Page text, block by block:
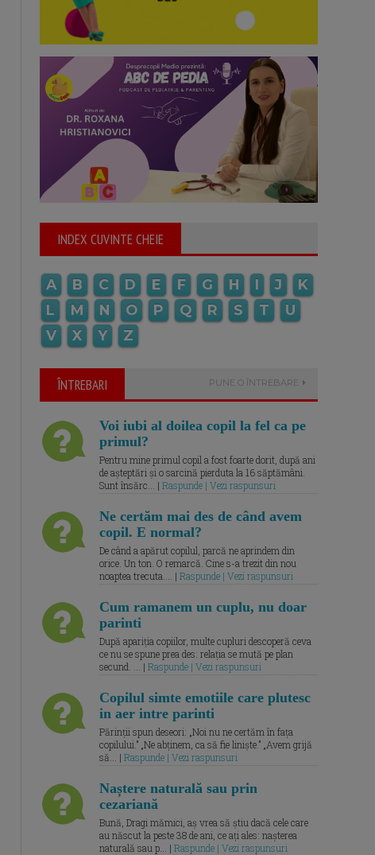
INDEX CUVINTE CHEIE
A B C D E F G H I J
K
L
M N O P Q R S T
U
V
X Y Z
ÎNTREBARI PUNE O ÎNTREBARE
Voi iubi al doilea copil la fel ca pe
primul?
Pentru mine primul copil a fost foarte dorit, după ani
de așteptări și o sarcină pierduta la 16 săptămâni.
Sunt însărc... | Raspunde | Vezi raspunsuri
Ne certăm mai des de când avem
copil. E normal?
De când a apărut copilul, parcă ne aprindem din
orice. Un ton. O remarcă. Cine s-a trezit din nou
noaptea trecuta.... | Raspunde | Vezi raspunsuri
Cum ramanem un cuplu, nu doar
parinti
După apariția copiilor, multe cupluri descoperă ceva
ce nu se spune prea des: relația se mută pe plan
secund. ... | Raspunde | Vezi raspunsuri
Copilul simte emotiile care plutesc
in aer intre parinti
Părinții spun deseori: „Noi nu ne certăm în fața
copilului.” „Ne abținem, ca să fie liniște.” „Avem grijă
să... | Raspunde | Vezi raspunsuri
Naștere naturală sau prin
cezariană
Bună, Dragi mămici, aș vrea să știu dacă cele care
au născut la peste 38 de ani, ce ați ales: nașterea
naturală sau p... | Raspunde | Vezi raspunsuri